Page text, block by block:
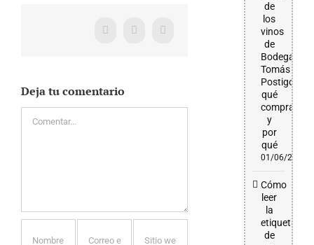
Facebook
X WhatsApp
Deja tu comentario
de
los
vinos
de
Bodega
Tomás
Postigo:
qué
comprar
y
por
qué
01/06/2026
Cómo
leer
la
etiqueta
de